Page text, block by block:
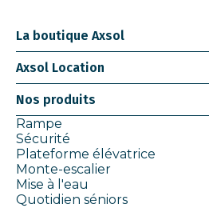
La boutique Axsol
Axsol Location
Nos produits
Rampe
Sécurité
Plateforme élévatrice
Monte-escalier
Mise à l'eau
Quotidien séniors